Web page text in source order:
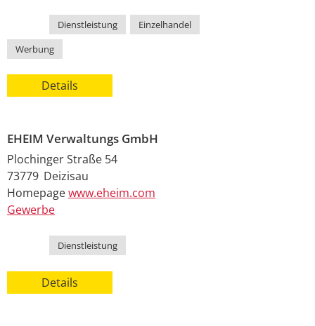
Dienstleistung Einzelhandel
Werbung
Details
EHEIM Verwaltungs GmbH
Plochinger Straße 54
73779 Deizisau
Homepagewww.eheim.com
Gewerbe
Dienstleistung
Details